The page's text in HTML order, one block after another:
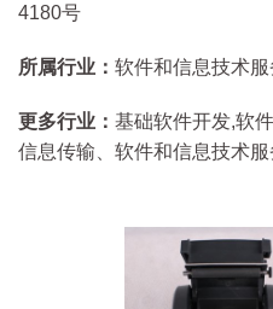
4180号
所属行业： 软件和信息技术服
更多行业： 基础软件开发,软
信息传输、软件和信息技术服